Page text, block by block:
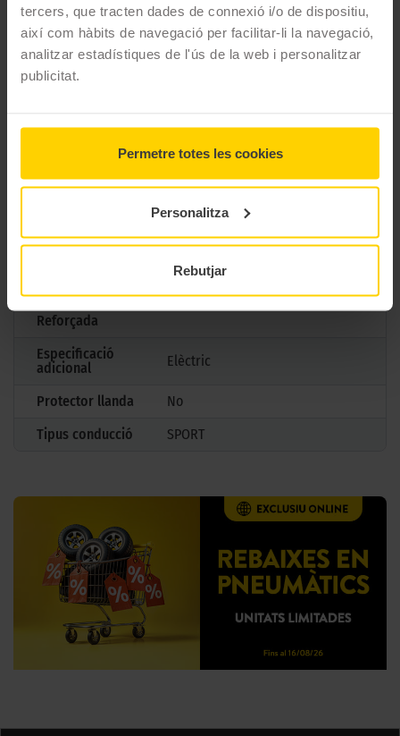
tercers, que tracten dades de connexió i/o de dispositiu,
així com hàbits de navegació per facilitar-li la navegació,
analitzar estadístiques de l'ús de la web i personalitzar
publicitat.
Permetre totes les cookies
Personalitza
Rebutjar
Marca
Goodyear
Estiu
M+S
No
No
Reforçada
Especificació
adicional
Elèctric
Protector llanda
No
Tipus conducció
SPORT